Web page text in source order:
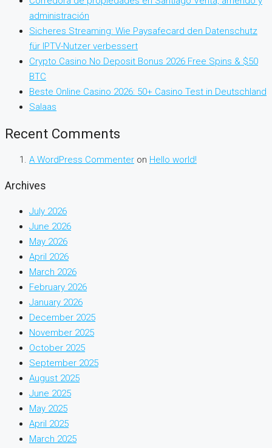
administración
Sicheres Streaming: Wie Paysafecard den Datenschutz
für IPTV-Nutzer verbessert
Crypto Casino No Deposit Bonus 2026 Free Spins & $50
BTC
Beste Online Casino 2026: 50+ Casino Test in Deutschland
Salaas
Recent Comments
A WordPress Commenter on Hello world!
Archives
July 2026
June 2026
May 2026
April 2026
March 2026
February 2026
January 2026
December 2025
November 2025
October 2025
September 2025
August 2025
June 2025
May 2025
April 2025
March 2025